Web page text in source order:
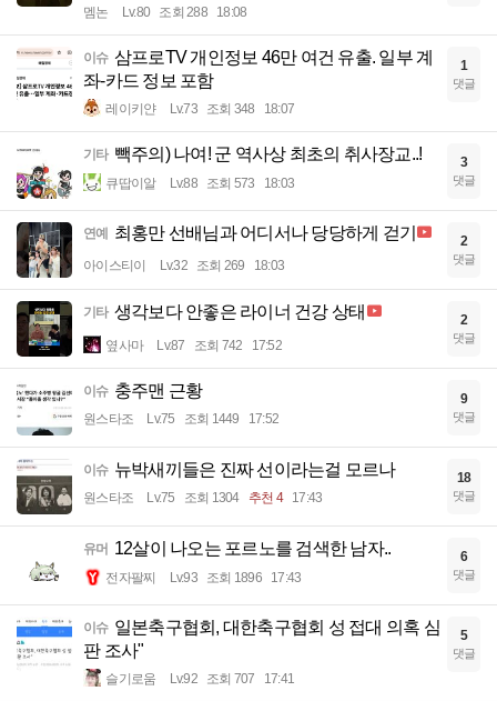
멤논 Lv.80 조회 288 18:08
이슈 삼프로TV 개인정보 46만 여건 유출. 일부 계
좌-카드 정보 포함
레이키얀 Lv.73 조회 348 18:07
1
댓글
기타 빽주의) 나여! 군 역사상 최초의 취사장교..!
큐땁이알 Lv.88 조회 573 18:03
3
댓글
연예 최홍만 선배님과 어디서나 당당하게 걷기
아이스티이 Lv.32 조회 269 18:03
2
댓글
기타 생각보다 안좋은 라이너 건강 상태
옆사마 Lv.87 조회 742 17:52
2
댓글
이슈 충주맨 근황
원스타조 Lv.75 조회 1449 17:52
9
댓글
이슈 뉴박새끼들은 진짜 선이라는걸 모르나
원스타조 Lv.75 조회 1304 추천 4 17:43
18
댓글
유머 12살이 나오는 포르노를 검색한 남자..
전자팔찌 Lv.93 조회 1896 17:43
6
댓글
이슈 일본축구협회, 대한축구협회 성 접대 의혹 심
판 조사"
슬기로움 Lv.92 조회 707 17:41
5
댓글